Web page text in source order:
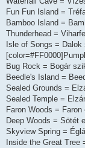
Fun Fun Island =
Bamboo Island =
Thunderhead =
Isle of Songs = Dalok
Bug Rock = Bogár
Beedle's Island =
Sealed Grounds =
Sealed Temple =
Faron Woods = Faron
Deep Woods = Sötét
Skyview Spring =
Inside the Great Tree